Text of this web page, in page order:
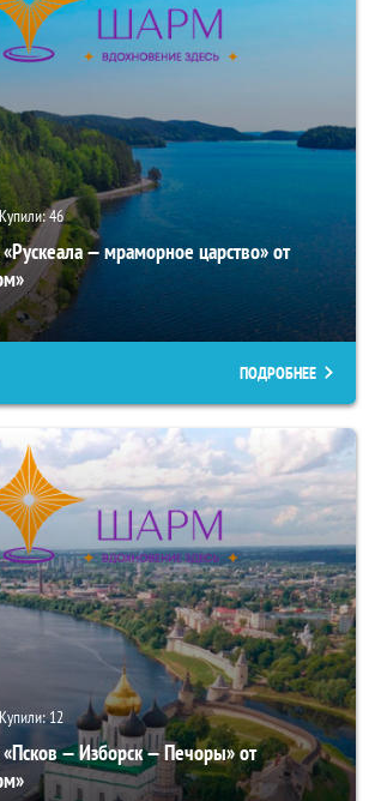
Купили:46
— мраморное царство» от
ПОДРОБНЕЕ
Купили:12
— Изборск — Печоры» от